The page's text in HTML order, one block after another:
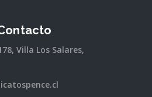
Villa Los Salares,